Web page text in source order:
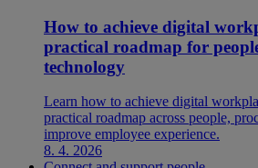
How to achieve digital
practical roadmap for
technology
Learn how to achieve digital
practical roadmap across people,
improve employee experience.
8. 4. 2026